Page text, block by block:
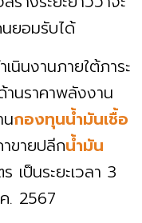
นยอมรับได้
นงานภายใต้ภาระ
นราคาพลังงาน
นกองทุนน้ำมันเชื้อ
ขายปลีกน้ำมัน
เป็นระยะเวลา 3
. 2567